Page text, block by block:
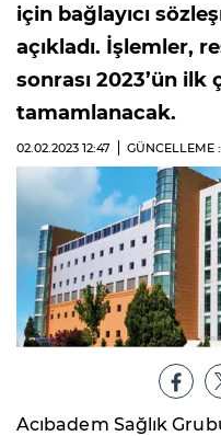
için bağlayıcı
açıkladı. İşlemler,
sonrası 2023’ün
tamamlanacak.
02.02.2023 12:47 GÜNCELLEME
Acıbadem Sağlık